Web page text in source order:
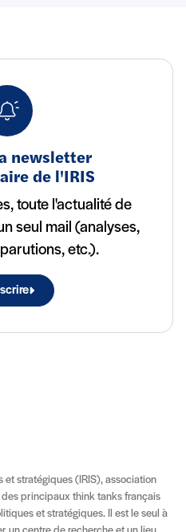
newsletter
de l'IRIS
toute l'actualité de
seul mail (analyses,
etc.).
et stratégiques (IRIS), association
des principaux think tanks français
et stratégiques. Il est le seul à